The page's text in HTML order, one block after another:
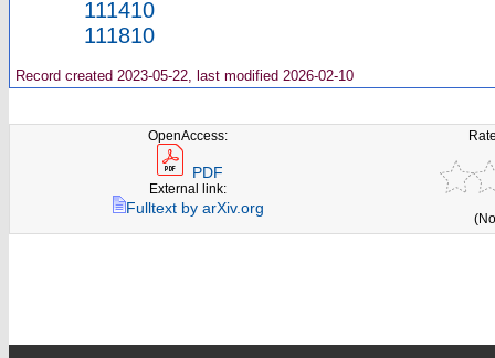
111410
111810
Record created 2023-05-22, last modified 2026-02-10
OpenAccess:
PDF
External link:
Fulltext by arXiv.org